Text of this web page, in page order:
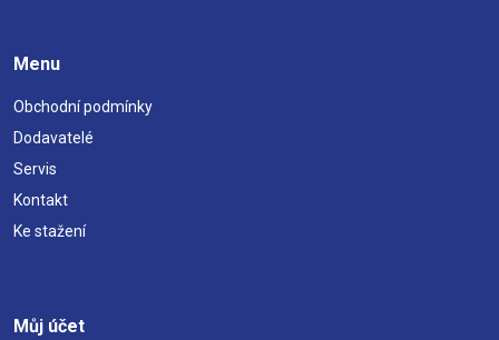
Menu
Obchodní podmínky
Dodavatelé
Servis
Kontakt
Ke stažení
Můj účet